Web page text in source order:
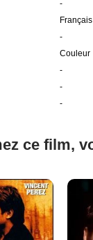
-
Français
-
Couleur
-
-
-
ce film,